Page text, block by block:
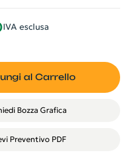
IVA esclusa
al Carrello
Bozza Grafica
Preventivo PDF